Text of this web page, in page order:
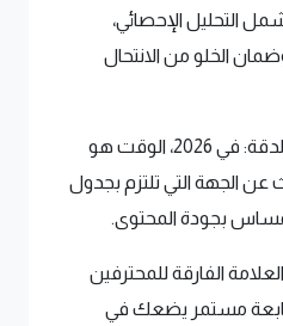
التحليل الإحصائي،
الخلو من الانتحال
السرعة المقترنة بالدقة: في 2026، الوقت هو
عن الجهة التي تلتزم بجدول
بجودة المحتوى.
الفارقة للمحترفين
مستمر يضعك في